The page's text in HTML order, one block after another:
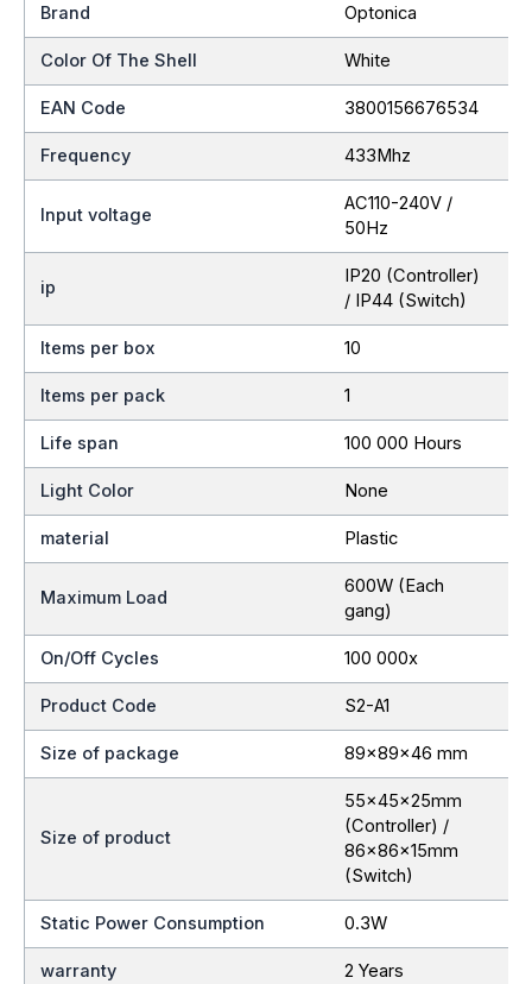
Brand Optonica
Color Of The Shell White
EAN Code 3800156676534
Frequency 433Mhz
Input voltage
AC110-240V /
50Hz
ip
IP20 (Controller)
/ IP44 (Switch)
Items per box 10
Items per pack 1
Life span 100 000 Hours
Light Color None
material Plastic
Maximum Load
600W (Each
gang)
On/Off Cycles 100 000x
Product Code S2-A1
Size of package 89x89x46 mm
Size of product
55x45x25mm
(Controller) /
86x86x15mm
(Switch)
Static Power Consumption 0.3W
warranty 2 Years